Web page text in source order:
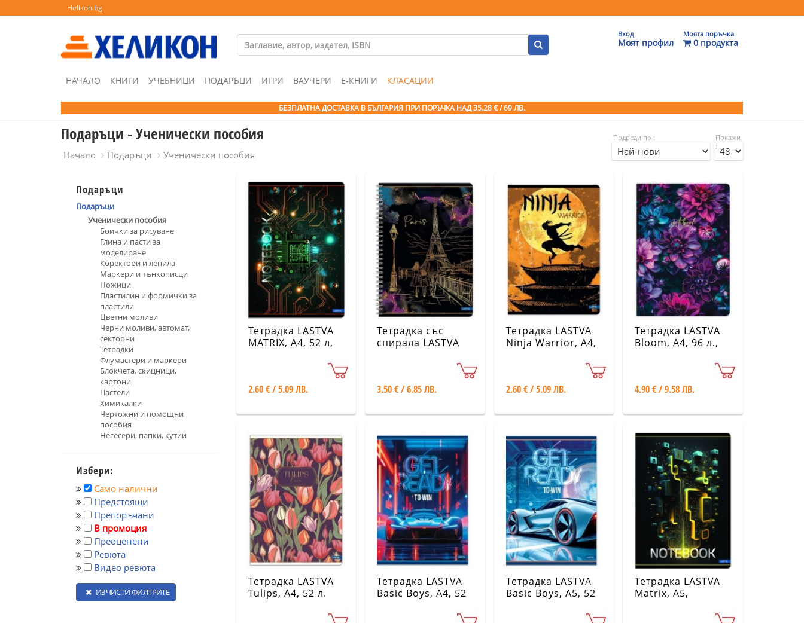
Helikon.bg
Вход
Моят профил
Моята поръчка
0 продукта
НАЧАЛО КНИГИ УЧЕБНИЦИ ПОДАРЪЦИ ИГРИ ВАУЧЕРИ Е-КНИГИ КЛАСАЦИИ
БЕЗПЛАТНА ДОСТАВКА В БЪЛГАРИЯ ПРИ ПОРЪЧКА НАД 35.28 € / 69 ЛВ.
Подаръци - Ученически пособия
Начало Подаръци Ученически пособия
Подреди по :
Покажи
:
Подаръци
Подаръци
Ученически пособия
Боички за рисуване
Глина и пасти за
моделиране
Коректори и лепила
Маркери и тънкописци
Ножици
Пластилин и формички за
пластили
Цветни моливи
Черни моливи, автомат,
секторни
Тетрадки
Флумастери и маркери
Блокчета, скицници,
картони
Пастели
Химикалки
Чертожни и помощни
пособия
Несесери, папки, кутии
Избери:
Само налични
Предстоящи
Препоръчани
В промоция
Преоценени
Ревюта
Видео ревюта
ИЗЧИСТИ ФИЛТРИТЕ
Тетрадка LASTVA
MATRIX, A4, 52 л,
различни видове
2.60 € / 5.09 ЛВ.
Тетрадка със
спирала LASTVA
различни видове
3.50 € / 6.85 ЛВ.
Тетрадка LASTVA
Ninja Warrior, A4,
различни видове
2.60 € / 5.09 ЛВ.
Тетрадка LASTVA
Bloom, A4, 96 л.,
4.90 € / 9.58 ЛВ.
Тетрадка LASTVA
Tulips, A4, 52 л.
Тетрадка LASTVA
Basic Boys, A4, 52
Тетрадка LASTVA
Basic Boys, A5, 52
Тетрадка LASTVA
Matrix, A5,